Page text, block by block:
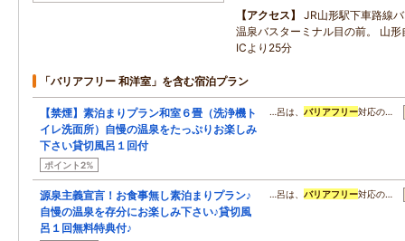
アクセス
JR山形駅下車路線
温泉バスターミナル目の前。 山
ICより25分
「バリアフリー 和洋室」を含む宿泊プラン
【禁煙】素泊まりプラン和室６畳（洗浄機ト
イレ洗面所）自慢の温泉をたっぷりお楽しみ
下さい貸切風呂１回付
ポイント2%
…呂は、 バリアフリー対応の…
源泉主義宣言！お食事無し素泊まりプラン♪
自慢の温泉を存分にお楽しみ下さい♪貸切風
呂１回無料特典付♪
…呂は、 バリアフリー対応の…